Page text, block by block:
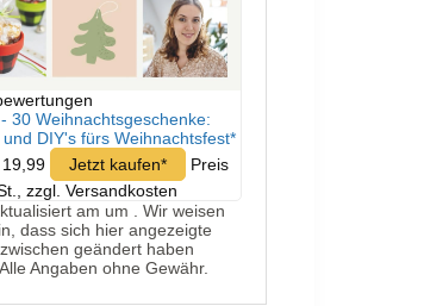
30 Weihnachtsgeschenke:
DIY's fürs Weihnachtsfest*
Jetzt kaufen*
Preis
zzgl. Versandkosten
am um . Wir weisen
dass sich hier angezeigte
geändert haben
Angaben ohne Gewähr.